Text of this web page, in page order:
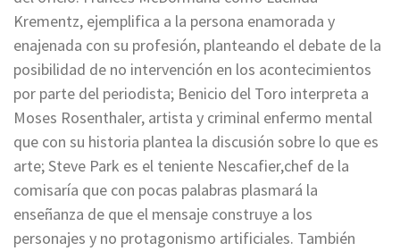
Krementz, ejemplifica a la persona enamorada y
enajenada con su profesión, planteando el debate de la
posibilidad de no intervención en los acontecimientos
por parte del periodista; Benicio del Toro interpreta a
Moses Rosenthaler, artista y criminal enfermo mental
que con su historia plantea la discusión sobre lo que es
arte; Steve Park es el teniente Nescafier,chef de la
comisaría que con pocas palabras plasmará la
enseñanza de que el mensaje construye a los
personajes y no protagonismo artificiales. También